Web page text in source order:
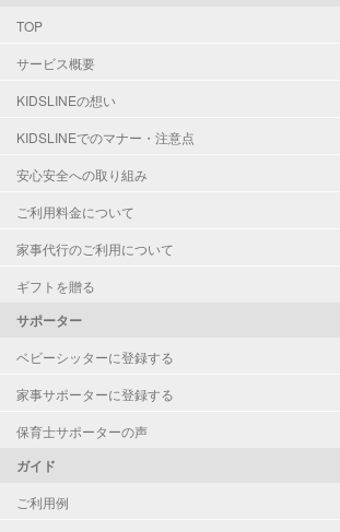
TOP
サービス概要
KIDSLINEの想い
KIDSLINEでのマナー・注意点
安心安全への取り組み
ご利用料金について
家事代行のご利用について
ギフトを贈る
サポーター
ベビーシッターに登録する
家事サポーターに登録する
保育士サポーターの声
ガイド
ご利用例